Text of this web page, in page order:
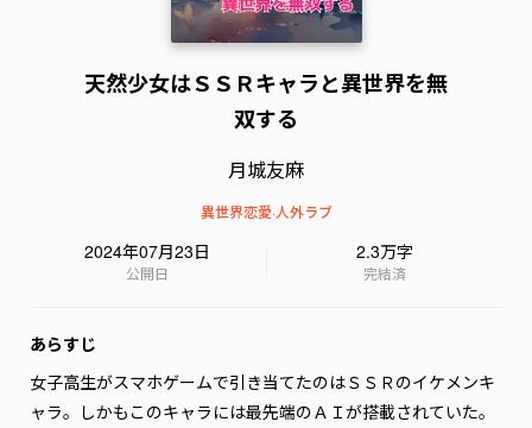
天然少女はＳＳＲキャラと異世界を無
双する
月城友麻
異世界恋愛·人外ラブ
2024年07月23日
公開日
2.3万字
完結済
あらすじ
女子高生がスマホゲームで引き当てたのはＳＳＲのイケメンキ
ャラ。しかもこのキャラには最先端のＡＩが搭載されていた。